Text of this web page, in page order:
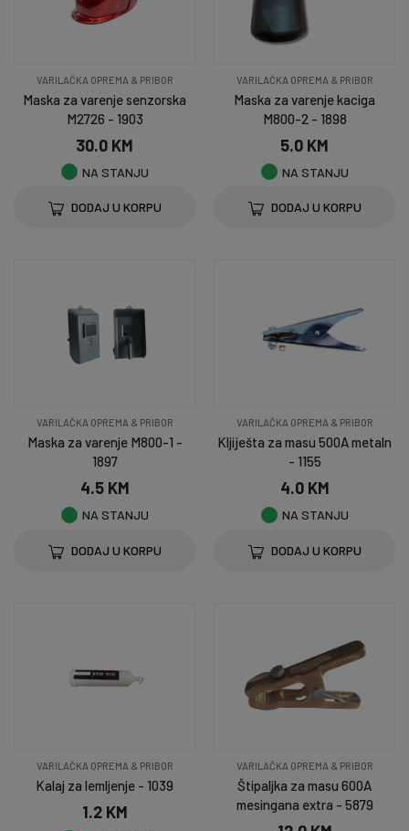
VARILAČKA OPREMA & PRIBOR
Maska za varenje senzorska
M2726 - 1903
30.0 KM
NA STANJU
DODAJ U KORPU
VARILAČKA OPREMA & PRIBOR
Maska za varenje kaciga
M800-2 - 1898
5.0 KM
NA STANJU
DODAJ U KORPU
VARILAČKA OPREMA & PRIBOR
Maska za varenje M800-1 -
1897
4.5 KM
NA STANJU
DODAJ U KORPU
VARILAČKA OPREMA & PRIBOR
Kljiješta za masu 500A metaln
- 1155
4.0 KM
NA STANJU
DODAJ U KORPU
VARILAČKA OPREMA & PRIBOR
Kalaj za lemljenje - 1039
1.2 KM
VARILAČKA OPREMA & PRIBOR
Štipaljka za masu 600A
mesingana extra - 5879